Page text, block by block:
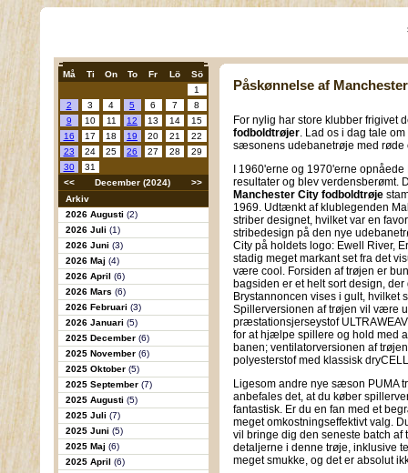
Må Ti On To Fr Lö
Sö
1
2
3 4 5 6 7
8
9
10 11 12 13 14
15
16
17 18 19 20 21
22
23
24 25 26 27 28
29
30
31
<<
December (2024)
>>
Arkiv
2026 Augusti (2)
2026 Juli (1)
2026 Juni (3)
2026 Maj (4)
2026 April (6)
2026 Mars (6)
2026 Februari (3)
2026 Januari (5)
2025 December (6)
2025 November (6)
2025 Oktober (5)
2025 September (7)
2025 Augusti (5)
2025 Juli (7)
2025 Juni (5)
2025 Maj (6)
2025 April (6)
Påskønnelse af
For nylig har store klubber frigivet
fodboldtrøjer. Lad os i dag tale
sæsonens udebanetrøje med røde
I 1960'erne og 1970'erne
resultater og blev verdensberømt.
Manchester City fodboldtrøje
1969. Udtænkt af klublegenden
striber designet, hvilket var en
stribedesign på den nye
City på holdets logo: Ewell River,
stadig meget markant set fra det
være cool. Forsiden af trøjen er
bagsiden er et helt sort design,
Brystannoncen vises i gult, hvilket
Spillerversionen af trøjen vil være
præstationsjerseystof
for at hjælpe spillere og hold med
banen; ventilatorversionen af
polyesterstof med klassisk
Ligesom andre nye sæson PUMA
anbefales det, at du køber
fantastisk. Er du en fan med et
meget omkostningseffektivt valg.
vil bringe dig den seneste batch af
detaljerne i denne trøje, inklusive
meget smukke, og det er absolut